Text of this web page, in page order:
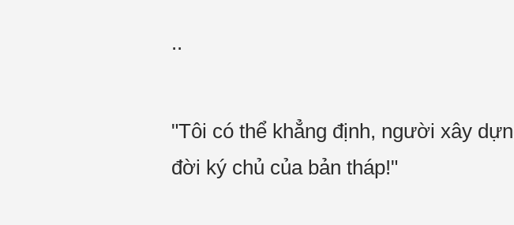
..
"Tôi có thể khẳng định, người xây
đời ký chủ của bản tháp!"